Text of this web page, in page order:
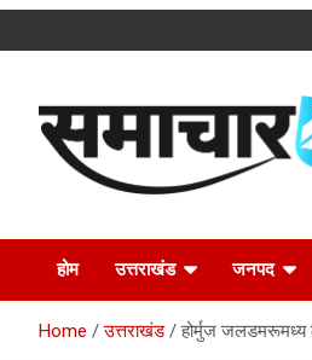
to
Samachar4u
होम उत्तराखंड जनपद
Home उत्तराखंड होर्मुज जलडमरूमध्य